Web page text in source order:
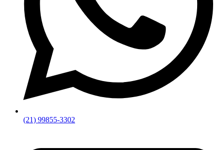
(21) 99855-3302